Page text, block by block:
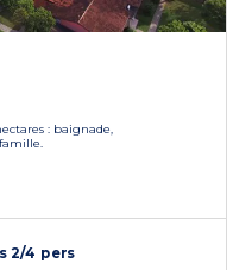
: baignade,
2/4 pers